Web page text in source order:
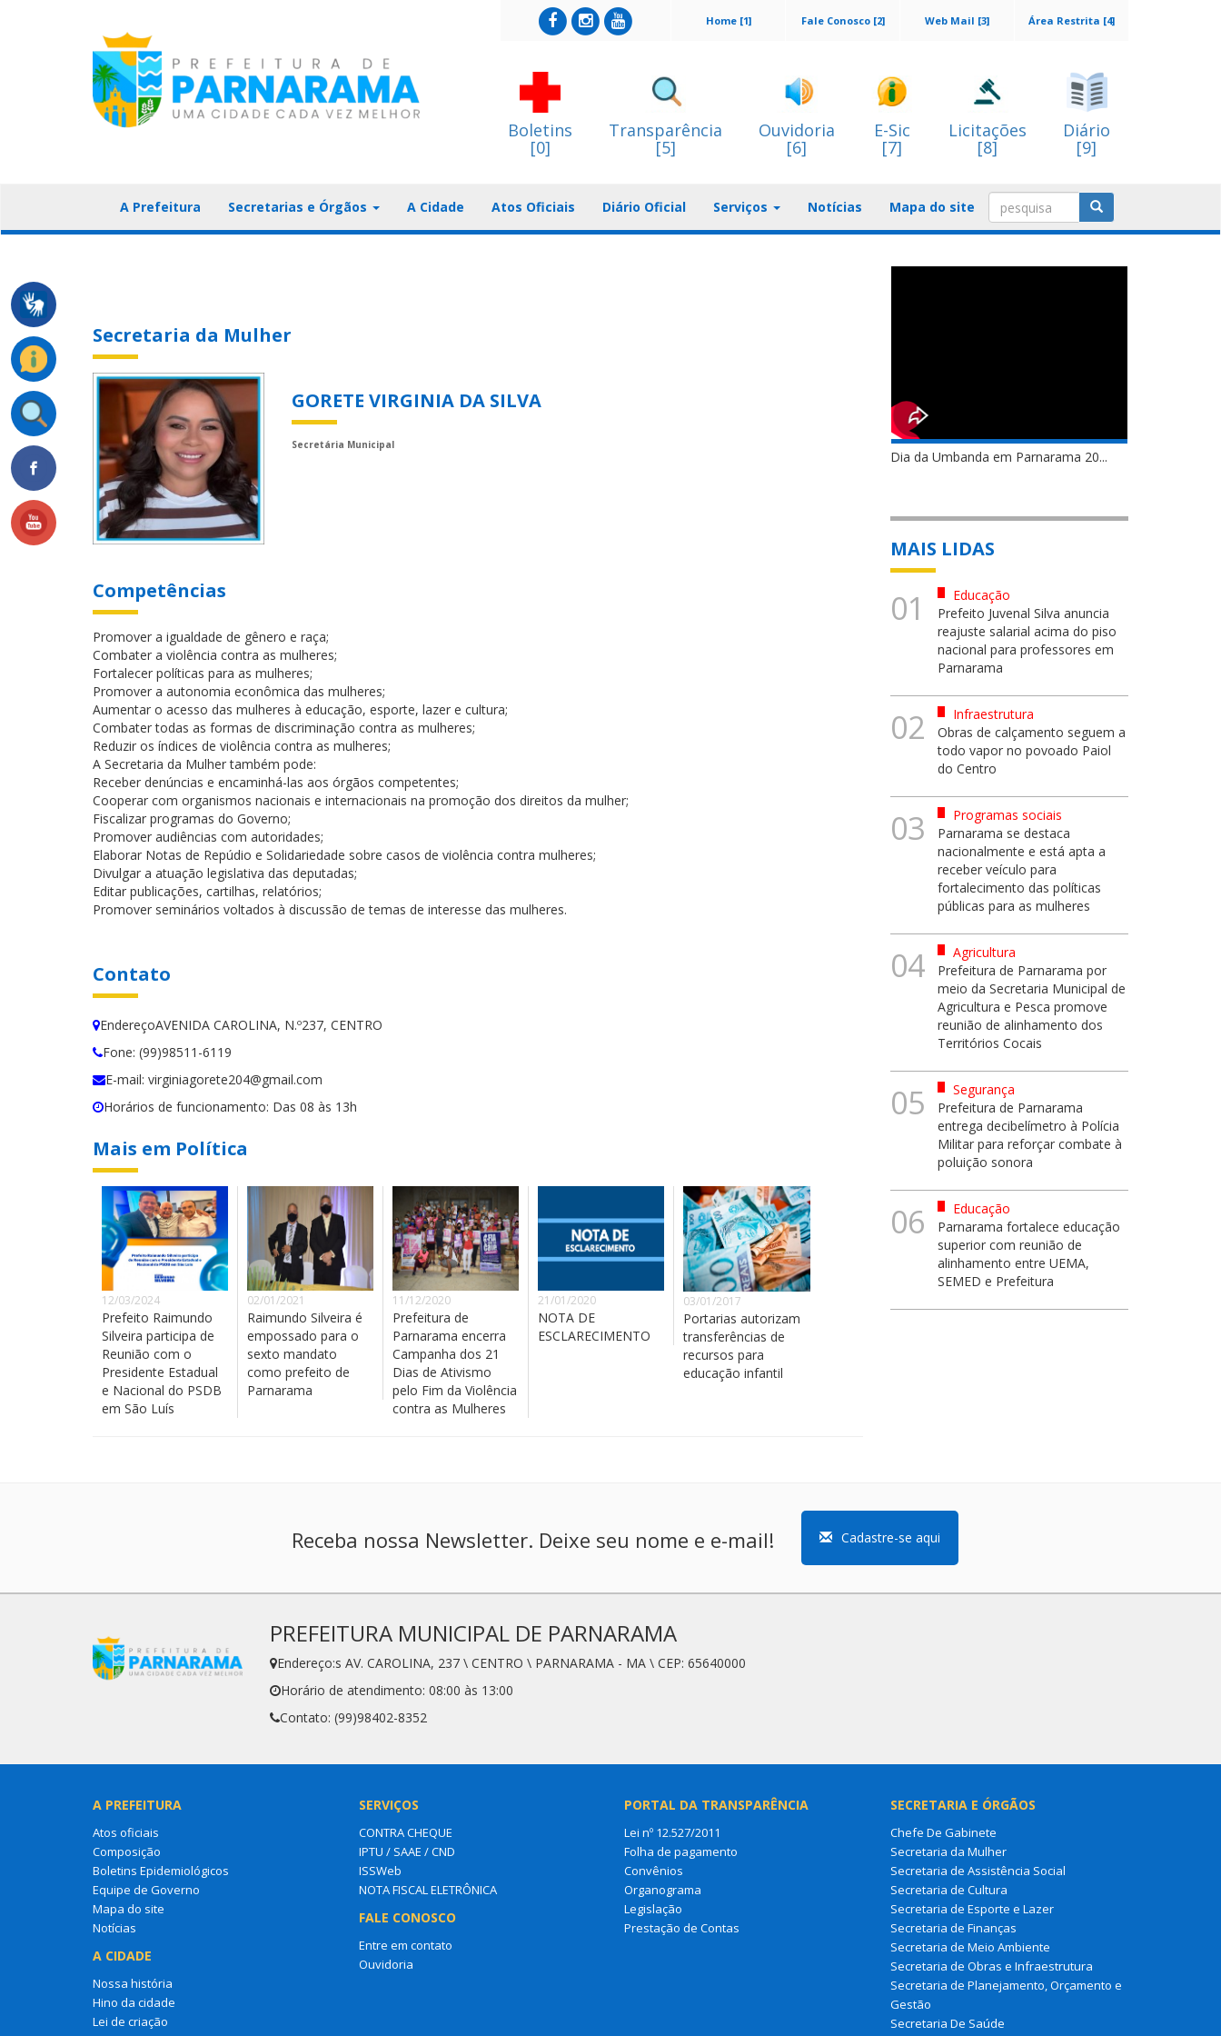
Área Restrita [4]
Web Mail [3]
Fale Conosco [2]
Home [1]
Boletins
[0]
Transparência
[5]
Ouvidoria
[6]
E-Sic
[7]
Licitações
[8]
Diário
[9]
A Prefeitura Secretarias e Órgãos A Cidade Atos Oficiais Diário Oficial Serviços Notícias Mapa do site
Secretaria da Mulher
GORETE VIRGINIA DA SILVA
Secretária Municipal
Competências
Promover a igualdade de gênero e raça;
Combater a violência contra as mulheres;
Fortalecer políticas para as mulheres;
Promover a autonomia econômica das mulheres;
Aumentar o acesso das mulheres à educação, esporte, lazer e cultura;
Combater todas as formas de discriminação contra as mulheres;
Reduzir os índices de violência contra as mulheres;
A Secretaria da Mulher também pode:
Receber denúncias e encaminhá-las aos órgãos competentes;
Cooperar com organismos nacionais e internacionais na promoção dos direitos da mulher;
Fiscalizar programas do Governo;
Promover audiências com autoridades;
Elaborar Notas de Repúdio e Solidariedade sobre casos de violência contra mulheres;
Divulgar a atuação legislativa das deputadas;
Editar publicações, cartilhas, relatórios;
Promover seminários voltados à discussão de temas de interesse das mulheres.
Contato
EndereçoAVENIDA CAROLINA, N.º237, CENTRO
Fone: (99)98511-6119
E-mail: virginiagorete204@gmail.com
Horários de funcionamento: Das 08 às 13h
Mais em Política
12/03/2024
Prefeito Raimundo
Silveira participa de
Reunião com o
Presidente Estadual
e Nacional do PSDB
em São Luís
02/01/2021
Raimundo Silveira é
empossado para o
sexto mandato
como prefeito de
Parnarama
11/12/2020
Prefeitura de
Parnarama encerra
Campanha dos 21
Dias de Ativismo
pelo Fim da Violência
contra as Mulheres
21/01/2020
NOTA DE
ESCLARECIMENTO
03/01/2017
Portarias autorizam
transferências de
recursos para
educação infantil
Dia da Umbanda em Parnarama 20...
MAIS LIDAS
01
Educação
Prefeito Juvenal Silva anuncia
reajuste salarial acima do piso
nacional para professores em
Parnarama
02
Infraestrutura
Obras de calçamento seguem a
todo vapor no povoado Paiol
do Centro
03
Programas sociais
Parnarama se destaca
nacionalmente e está apta a
receber veículo para
fortalecimento das políticas
públicas para as mulheres
04
Agricultura
Prefeitura de Parnarama por
meio da Secretaria Municipal de
Agricultura e Pesca promove
reunião de alinhamento dos
Territórios Cocais
05
Segurança
Prefeitura de Parnarama
entrega decibelímetro à Polícia
Militar para reforçar combate à
poluição sonora
06
Educação
Parnarama fortalece educação
superior com reunião de
alinhamento entre UEMA,
SEMED e Prefeitura
Receba nossa Newsletter. Deixe seu nome e e-mail! Cadastre-se aqui
PREFEITURA MUNICIPAL DE PARNARAMA
Endereço:s AV. CAROLINA, 237 \ CENTRO \ PARNARAMA - MA \ CEP: 65640000
Horário de atendimento: 08:00 às 13:00
Contato: (99)98402-8352
A PREFEITURA
Atos oficiais
Composição
Boletins Epidemiológicos
Equipe de Governo
Mapa do site
Notícias
A CIDADE
Nossa história
Hino da cidade
Lei de criação
SERVIÇOS
CONTRA CHEQUE
IPTU / SAAE / CND
ISSWeb
NOTA FISCAL ELETRÔNICA
FALE CONOSCO
Entre em contato
Ouvidoria
PORTAL DA TRANSPARÊNCIA
Lei nº 12.527/2011
Folha de pagamento
Convênios
Organograma
Legislação
Prestação de Contas
SECRETARIA E ÓRGÃOS
Chefe De Gabinete
Secretaria da Mulher
Secretaria de Assistência Social
Secretaria de Cultura
Secretaria de Esporte e Lazer
Secretaria de Finanças
Secretaria de Meio Ambiente
Secretaria de Obras e Infraestrutura
Secretaria de Planejamento, Orçamento e
Gestão
Secretaria De Saúde